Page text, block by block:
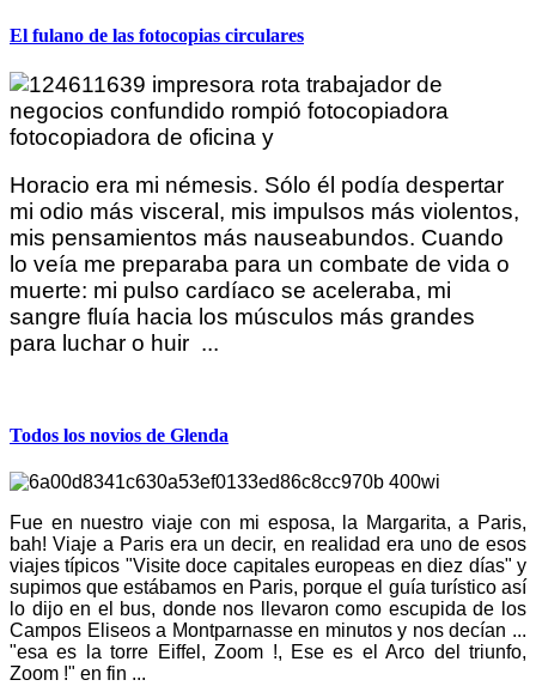
El fulano de las fotocopias circulares
Horacio era mi némesis. Sólo él podía despertar
mi odio más visceral, mis impulsos más violentos,
mis pensamientos más nauseabundos. Cuando
lo veía me preparaba para un combate de vida o
muerte: mi pulso cardíaco se aceleraba, mi
sangre fluía hacia los músculos más grandes
para luchar o huir ...
Todos los novios de Glenda
Fue en nuestro viaje con mi esposa, la Margarita, a Paris,
bah! Viaje a Paris era un decir, en realidad era uno de esos
viajes típicos "Visite doce capitales europeas en diez días" y
supimos que estábamos en Paris, porque el guía turístico así
lo dijo en el bus, donde nos llevaron como escupida de los
Campos Eliseos a Montparnasse en minutos y nos decían ...
"esa es la torre Eiffel, Zoom !, Ese es el Arco del triunfo,
Zoom !" en fin ...